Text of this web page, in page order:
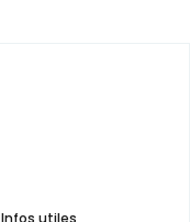
Infos utiles